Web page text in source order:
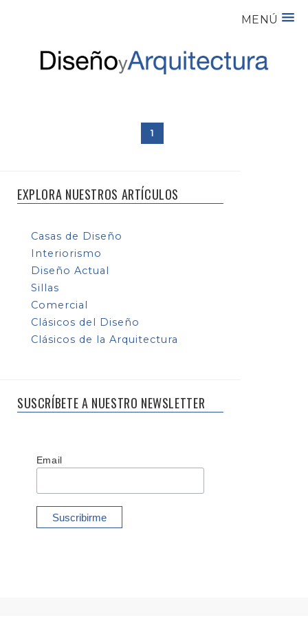
MENÚ
1
EXPLORA NUESTROS ARTÍCULOS
Casas de Diseño
Interiorismo
Diseño Actual
Sillas
Comercial
Clásicos del Diseño
Clásicos de la Arquitectura
SUSCRÍBETE A NUESTRO NEWSLETTER
Email